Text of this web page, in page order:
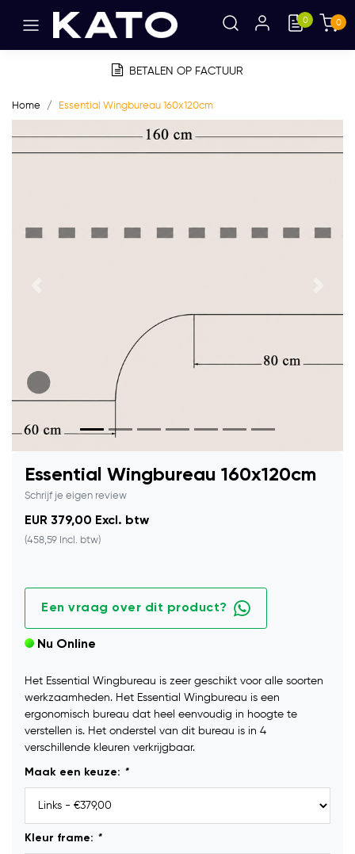
0 0
BETALEN OP FACTUUR
Home Essential Wingbureau 160x120cm
Essential Wingbureau 160x120cm
Schrijf je eigen review
EUR 379,00 Excl. btw
(458,59 Incl. btw)
Een vraag over dit product?
Nu Online
Het Essential Wingbureau is zeer geschikt voor alle soorten
werkzaamheden. Het Essential Wingbureau is een
ergonomisch bureau dat heel eenvoudig in hoogte te
verstellen is. Het onderstel van dit bureau is in 4
verschillende kleuren verkrijgbaar.
Maak een keuze: *
Kleur frame: *